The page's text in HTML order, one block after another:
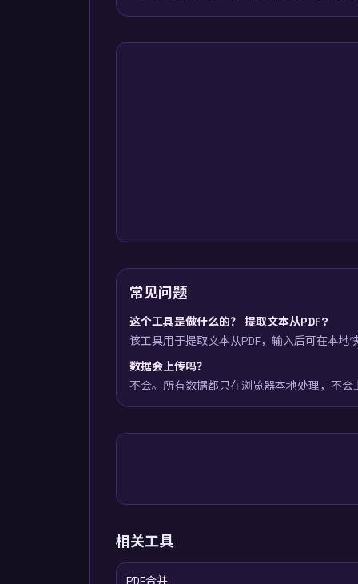
常见问题
这个工具是做什么的？ 提取文本从PDF?
该工具用于提取文本从PDF，输入后可在本地
数据会上传吗？
不会。所有数据都只在浏览器本地处理，不会
相关工具
PDF合并